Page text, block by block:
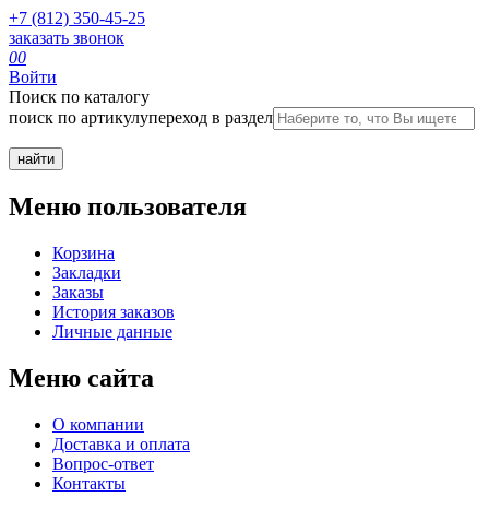
+7 (812) 350-45-25
заказать звонок
00
Войти
Поиск по каталогу
поиск по артикулупереход в раздел
Меню пользователя
Корзина
Закладки
Заказы
История заказов
Личные данные
Меню сайта
О компании
Доставка и оплата
Вопрос-ответ
Контакты